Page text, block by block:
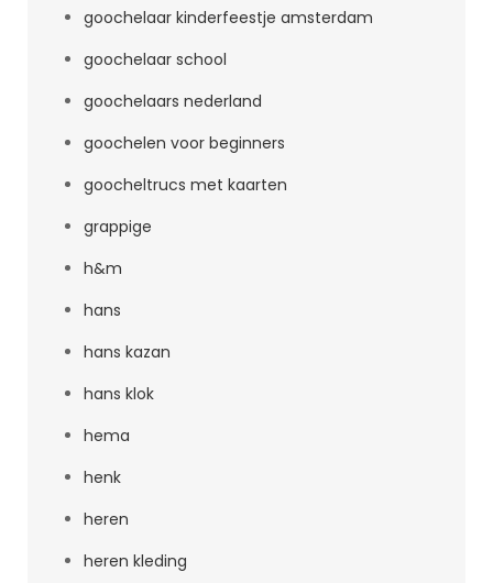
goochelaar kinderfeestje amsterdam
goochelaar school
goochelaars nederland
goochelen voor beginners
goocheltrucs met kaarten
grappige
h&m
hans
hans kazan
hans klok
hema
henk
heren
heren kleding